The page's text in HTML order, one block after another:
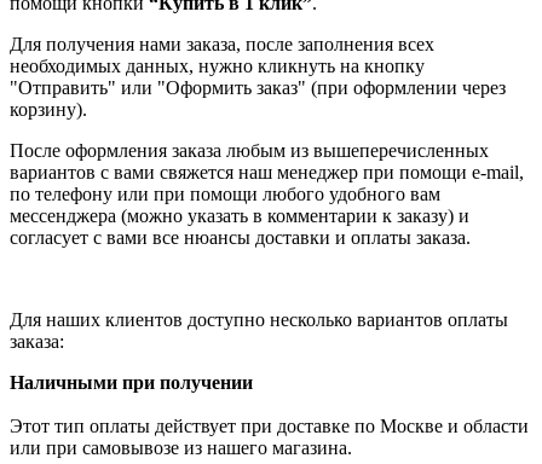
Для получения нами заказа, после заполнения всех
необходимых данных, нужно кликнуть на кнопку
"Отправить" или "Оформить заказ" (при оформлении через
корзину).
После оформления заказа любым из вышеперечисленных
вариантов с вами свяжется наш менеджер при помощи e-mail,
по телефону или при помощи любого удобного вам
мессенджера (можно указать в комментарии к заказу) и
согласует с вами все нюансы доставки и оплаты заказа.
Для наших клиентов доступно несколько вариантов оплаты
заказа:
Наличными при получении
Этот тип оплаты действует при доставке по Москве и области
или при самовывозе из нашего магазина.